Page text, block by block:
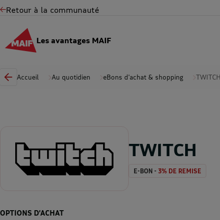
Retour à la communauté
Les avantages MAIF
Accueil Au quotidien eBons d'achat & shopping
TWITCH
E-BON - 3% DE REMISE
OPTIONS D’ACHAT